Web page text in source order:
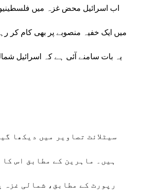
اب اسرائیل محض غزہ میں
میں ایک خفیہ منصوبے پر بھی کام کر
یہ بات سامنے آئی ہے کہ اسرائیل
سیٹلائٹ تصاویر میں دیکھا
ہیں۔ ماہرین کے مطابق اس
رپورٹ کے مطابق، شمالی غزہ